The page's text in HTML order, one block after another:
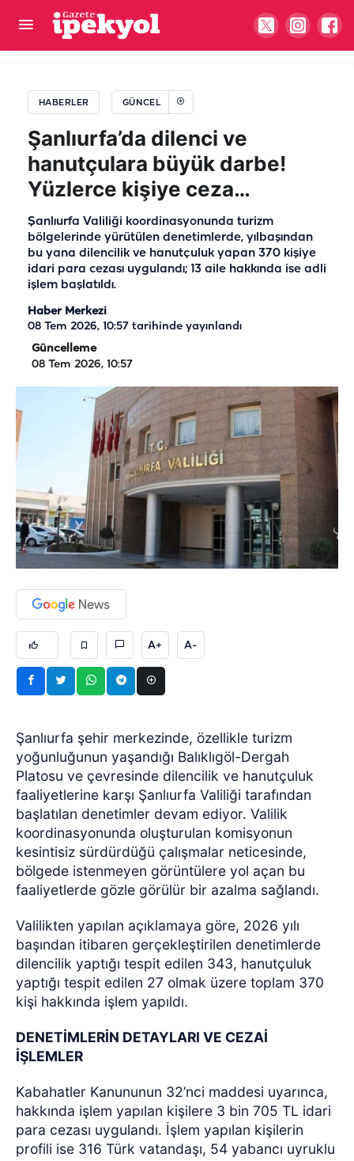
HABERLER GÜNCEL
Şanlıurfa’da dilenci ve
hanutçulara büyük darbe!
Yüzlerce kişiye ceza…
Şanlıurfa Valiliği koordinasyonunda turizm
bölgelerinde yürütülen denetimlerde, yılbaşından
bu yana dilencilik ve hanutçuluk yapan 370 kişiye
idari para cezası uygulandı; 13 aile hakkında ise adli
işlem başlatıldı.
Haber Merkezi
08 Tem 2026, 10:57 tarihinde yayınlandı
Güncelleme
08 Tem 2026, 10:57
A+ A-
Şanlıurfa şehir merkezinde, özellikle turizm
yoğunluğunun yaşandığı Balıklıgöl-Dergah
Platosu ve çevresinde dilencilik ve hanutçuluk
faaliyetlerine karşı Şanlıurfa Valiliği tarafından
başlatılan denetimler devam ediyor. Valilik
koordinasyonunda oluşturulan komisyonun
kesintisiz sürdürdüğü çalışmalar neticesinde,
bölgede istenmeyen görüntülere yol açan bu
faaliyetlerde gözle görülür bir azalma sağlandı.
Valilikten yapılan açıklamaya göre, 2026 yılı
başından itibaren gerçekleştirilen denetimlerde
dilencilik yaptığı tespit edilen 343, hanutçuluk
yaptığı tespit edilen 27 olmak üzere toplam 370
kişi hakkında işlem yapıldı.
DENETİMLERİN DETAYLARI VE CEZAİ
İŞLEMLER
Kabahatler Kanununun 32’nci maddesi uyarınca,
hakkında işlem yapılan kişilere 3 bin 705 TL idari
para cezası uygulandı. İşlem yapılan kişilerin
profili ise 316 Türk vatandaşı, 54 yabancı uyruklu
Şanlıurfa'da yine sağduyu kazandı! Aileler barıştı